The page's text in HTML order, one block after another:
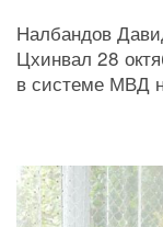
Налбандов
Цхинвал 28
в системе МВД